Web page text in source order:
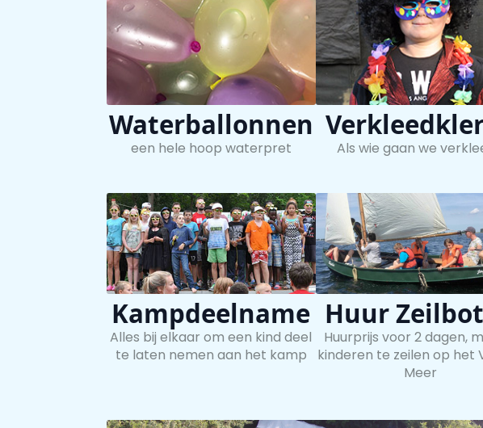
Waterballonnen
een hele hoop waterpret Als wie gaan we
Kampdeelname
Alles bij elkaar om een kind deel
te laten nemen aan het kamp
Huur
Huurprijs voor 2 dagen,
kinderen te zeilen op het
Meer